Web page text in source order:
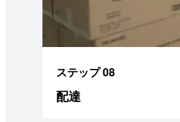
ステップ 08
配達